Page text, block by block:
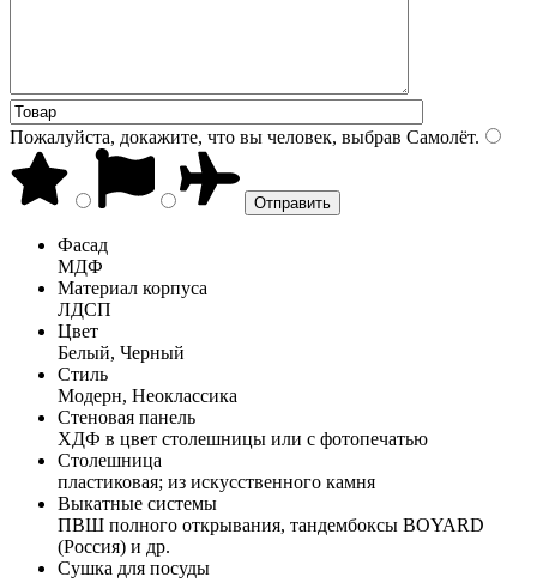
Пожалуйста, докажите, что вы человек, выбрав Самолёт.
Фасад
МДФ
Материал корпуса
ЛДСП
Цвет
Белый, Черный
Стиль
Модерн, Неоклассика
Стеновая панель
ХДФ в цвет столешницы или с фотопечатью
Столешница
пластиковая; из искусственного камня
Выкатные системы
ПВШ полного открывания, тандембоксы BOYARD
(Россия) и др.
Сушка для посуды